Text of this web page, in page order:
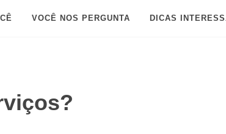
VOCÊ NOS PERGUNTA DICAS